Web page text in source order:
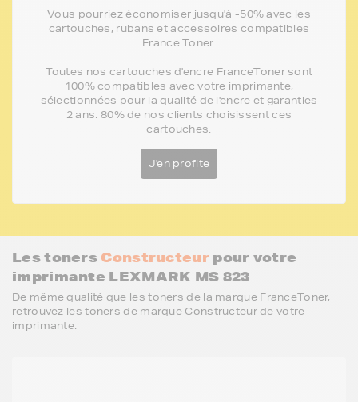
Vous pourriez économiser jusqu'à -50% avec les
cartouches, rubans et accessoires compatibles
France Toner.
Toutes nos cartouches d'encre FranceToner sont
100% compatibles avec votre imprimante,
sélectionnées pour la qualité de l'encre et garanties
2 ans. 80% de nos clients choisissent ces
cartouches.
J'en profite
Les toners Constructeurpour votre
imprimante LEXMARK MS 823
De même qualité que les toners de la marque FranceToner,
retrouvez les toners de marque Constructeur de votre
imprimante.